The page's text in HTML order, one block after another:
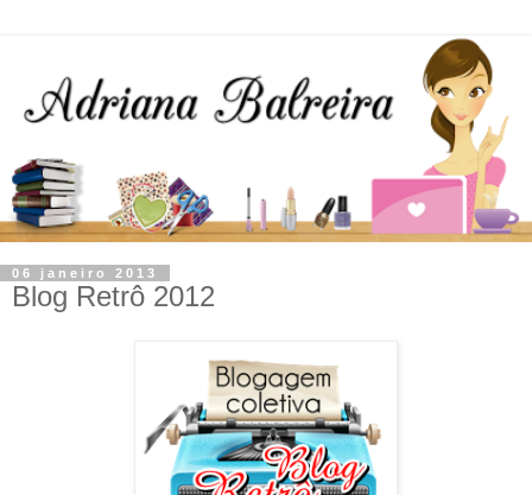
06 janeiro 2013
Blog Retrô 2012